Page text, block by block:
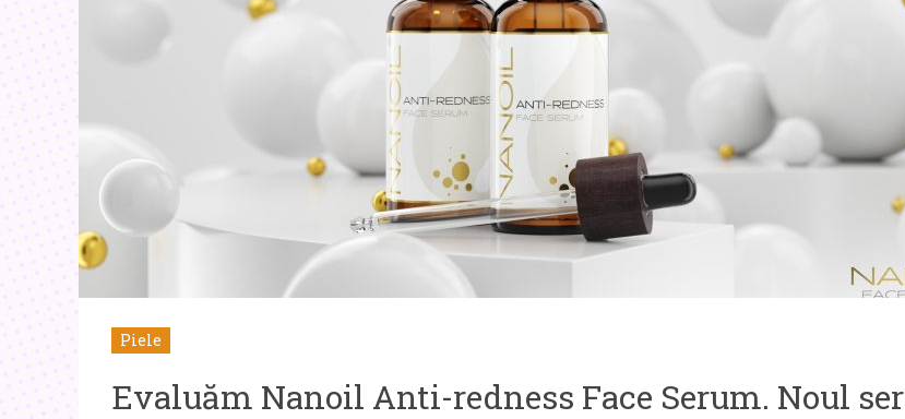
Piele
Evaluăm Nanoil Anti-redness Face Serum. Noul ser